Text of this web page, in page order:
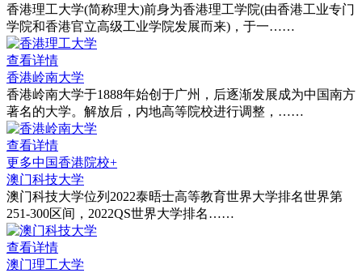
香港理工大学(简称理大)前身为香港理工学院(由香港工业专门
学院和香港官立高级工业学院发展而来)，于一……
查看详情
香港岭南大学
香港岭南大学于1888年始创于广州，后逐渐发展成为中国南方
著名的大学。解放后，内地高等院校进行调整，……
查看详情
更多中国香港院校+
澳门科技大学
澳门科技大学位列2022泰晤士高等教育世界大学排名世界第
251-300区间，2022QS世界大学排名……
查看详情
澳门理工大学